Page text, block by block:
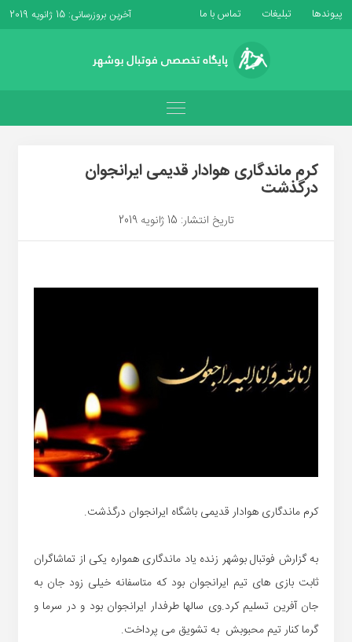
پیوندها تبلیغات تماس با ما آخرین بروزرسانی: 15 ژانویه 2019
کرم ماندگاری هوادار قدیمی ایرانجوان
درگذشت
تاریخ انتشار: 15 ژانویه 2019
کرم ماندگاری هوادار قدیمی باشگاه ایرانجوان درگذشت.
به گزارش فوتبال بوشهر زنده یاد ماندگاری همواره یکی از تماشاگران
ثابت بازی های تیم ایرانجوان بود که متاسفانه خیلی زود جان به
جان آفرین تسلیم کرد.وی سالها طرفدار ایرانجوان بود و در سرما و
گرما کنار تیم محبوبش به تشویق می پرداخت.